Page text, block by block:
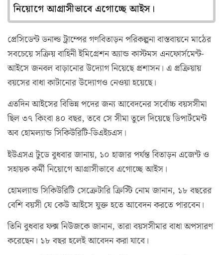
নিয়োগে আগ্রাসীভাবে এগোচ্ছে আইস।
প্রেসিডেন্ট ডনাল্ড ট্রাম্পের গণবিতাড়ন পরিকল্পনা বাস্তবায়নে মাঠের
সবচেয়ে সক্রিয় বাহিনী ইমিগ্রেশন অ্যান্ড কাস্টমস এনফোর্সমেন্ট-
আইসে জনবল বাড়ানোর উদ্যোগ নিয়েছে প্রশাসন। এ প্রক্রিয়ায়
বয়সের বাধা কাটানোর উদ্যোগও নেওয়া হয়েছে।
এতদিন আইসের বিভিন্ন পদের জন্য আবেদনের সর্বোচ্চ বয়সসীমা
ছিল ৩৭ কিংবা ৪০ বছর, তবে সে সীমা তুলে দিয়েছে ডিপার্টমেন্ট
অব হোমল্যান্ড সিকিউরিটি-ডিএইচএস।
ইউএসএ টুডে বুধবার জানায়, ১০ হাজার পর্যন্ত বিতাড়ন এজেন্ট ও
সহায়ক কর্মী নিয়োগে আগ্রাসীভাবে এগোচ্ছে আইস।
হোমল্যান্ড সিকিউরিটি সেক্রেটারি ক্রিস্টি নোম জানান, ১৮ বছরের
বেশি বয়সী যে কেউ আইসে যুক্ত হতে আবেদন করতে পারবেন।
তিনি বুধবার ফক্স নিউজকে জানান, তারা বয়সসীমার বাধা অপসারণ
করেছেন। ১৮ বছর হলেই আবেদন করা যাবে।